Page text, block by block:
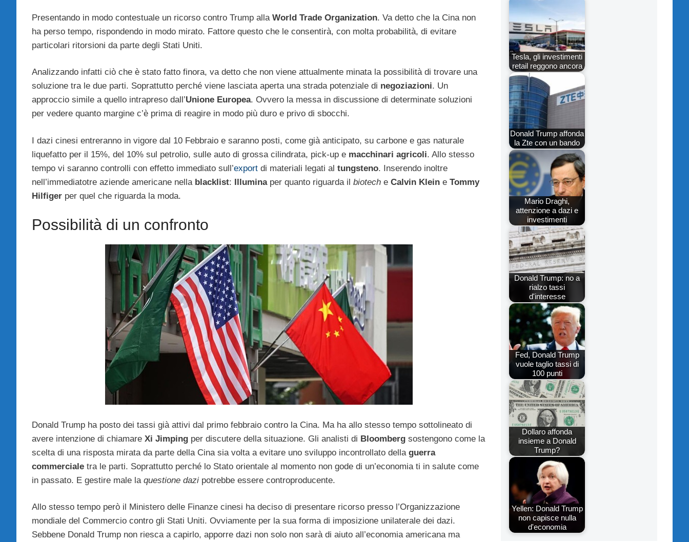
Presentando in modo contestuale un ricorso contro Trump alla World Trade Organization. Va detto che la Cina non
ha perso tempo, rispondendo in modo mirato. Fattore questo che le consentirà, con molta probabilità, di evitare
particolari ritorsioni da parte degli Stati Uniti.
Analizzando infatti ciò che è stato fatto finora, va detto che non viene attualmente minata la possibilità di trovare una
soluzione tra le due parti. Soprattutto perché viene lasciata aperta una strada potenziale di negoziazioni. Un
approccio simile a quello intrapreso dall’Unione Europea. Ovvero la messa in discussione di determinate soluzioni
per vedere quanto margine c’è prima di reagire in modo più duro e privo di sbocchi.
I dazi cinesi entreranno in vigore dal 10 Febbraio e saranno posti, come già anticipato, su carbone e gas naturale
liquefatto per il 15%, del 10% sul petrolio, sulle auto di grossa cilindrata, pick-up e macchinari agricoli. Allo stesso
tempo vi saranno controlli con effetto immediato sull’export di materiali legati al tungsteno. Inserendo inoltre
nell’immediatotre aziende americane nella blacklist: Illuminaper quanto riguarda il biotech e Calvin Klein e Tommy
Hilfiger per quel che riguarda la moda.
Possibilità di un confronto
Donald Trump ha posto dei tassi già attivi dal primo febbraio contro la Cina. Ma ha allo stesso tempo sottolineato di
avere intenzione di chiamare Xi Jimping per discutere della situazione. Gli analisti di Bloomberg sostengono come la
scelta di una risposta mirata da parte della Cina sia volta a evitare uno sviluppo incontrollato della guerra
commerciale tra le parti. Soprattutto perché lo Stato orientale al momento non gode di un’economia ti in salute come
in passato. E gestire male la questione dazi potrebbe essere controproducente.
Allo stesso tempo però il Ministero delle Finanze cinesi ha deciso di presentare ricorso presso l’Organizzazione
mondiale del Commercio contro gli Stati Uniti. Ovviamente per la sua forma di imposizione unilaterale dei dazi.
Sebbene Donald Trump non riesca a capirlo, apporre dazi non solo non sarà di aiuto all’economia americana ma
Tesla, gli investimenti
retail reggono ancora
Donald Trump affonda
la Zte con un bando
Mario Draghi,
attenzione a dazi e
investimenti
Donald Trump: no a
rialzo tassi
d'interesse
Fed, Donald Trump
vuole taglio tassi di
100 punti
Dollaro affonda
insieme a Donald
Trump?
Yellen: Donald Trump
non capisce nulla
d'economia